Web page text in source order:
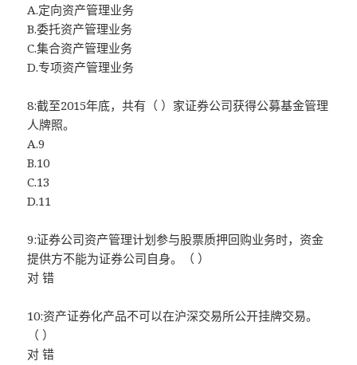
A.定向资产管理业务
B.委托资产管理业务
C.集合资产管理业务
D.专项资产管理业务
8:截至2015年底，共有（ ）家证券公司获得公募基金管理
人牌照。
A.9
B.10
C.13
D.11
9:证券公司资产管理计划参与股票质押回购业务时，资金
提供方不能为证券公司自身。（ ）
对 错
10:资产证券化产品不可以在沪深交易所公开挂牌交易。
（ ）
对 错